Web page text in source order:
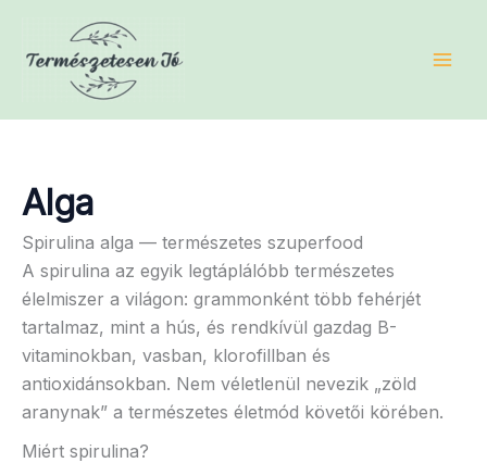
content
Alga
Spirulina alga — természetes szuperfood
A spirulina az egyik legtáplálóbb természetes
élelmiszer a világon: grammonként több fehérjét
tartalmaz, mint a hús, és rendkívül gazdag B-
vitaminokban, vasban, klorofillban és
antioxidánsokban. Nem véletlenül nevezik „zöld
aranynak” a természetes életmód követői körében.
Miért spirulina?